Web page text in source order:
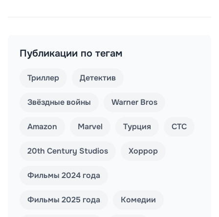
Публикации по тегам
Триллер Детектив
Звёздные войны Warner Bros
Amazon Marvel Турция СТС
20th Century Studios Хоррор
Фильмы 2024 года
Фильмы 2025 года Комедии